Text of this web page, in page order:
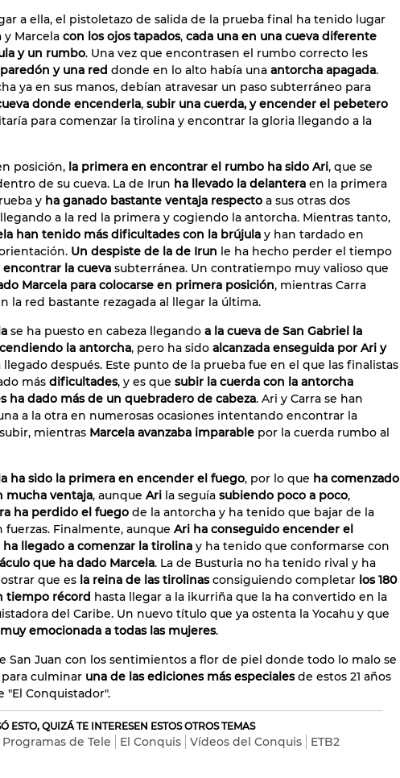
a ella, el pistoletazo de salida de la prueba final ha tenido lugar
y Marcela con los ojos tapados, cada una en una cueva diferente
y un rumbo. Una vez que encontrasen el rumbo correcto les
paredón y una red donde en lo alto había una antorcha apagada.
ya en sus manos, debían atravesar un paso subterráneo para
donde encenderla, subir una cuerda, y encender el pebetero
para comenzar la tirolina y encontrar la gloria llegando a la
posición, la primera en encontrar el rumbo ha sido Ari, que se
de su cueva. La de Irun ha llevado la delantera en la primera
y ha ganado bastante ventaja respecto a sus otras dos
a la red la primera y cogiendo la antorcha. Mientras tanto,
han tenido más dificultades con la brújula y han tardado en
Un despiste de la de Irun le ha hecho perder el tiempo
encontrar la cueva subterránea. Un contratiempo muy valioso que
Marcela para colocarse en primera posición, mientras Carra
la red bastante rezagada al llegar la última.
se ha puesto en cabeza llegando a la cueva de San Gabriel la
la antorcha, pero ha sido alcanzada enseguida por Ari y
llegado después. Este punto de la prueba fue en el que las finalistas
más dificultades, y es que subir la cuerda con la antorcha
ha dado más de un quebradero de cabeza. Ari y Carra se han
a la otra en numerosas ocasiones intentando encontrar la
mientras Marcela avanzaba imparable por la cuerda rumbo al
ha sido la primera en encender el fuego, por lo que ha comenzado
mucha ventaja, aunque Ari la seguía subiendo poco a poco,
ha perdido el fuego de la antorcha y ha tenido que bajar de la
fuerzas. Finalmente, aunque Ari ha conseguido encender el
ha llegado a comenzar la tirolina y ha tenido que conformarse con
que ha dado Marcela. La de Busturia no ha tenido rival y ha
que es la reina de las tirolinasconsiguiendo completar los 180
tiempo récord hasta llegar a la ikurriña que la ha convertido en la
del Caribe. Un nuevo título que ya ostenta la Yocahu y que
emocionada a todas las mujeres.
San Juan con los sentimientos a flor de piel donde todo lo malo se
culminar una de las ediciones más especialesde estos 21 años
"El Conquistador".
ESTO, QUIZÁ TE INTERESEN ESTOS OTROS TEMAS
Programas de Tele El Conquis Vídeos del Conquis ETB2